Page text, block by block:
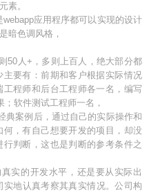
素。
应用程序都可以实现的设计
暗色调风格，
50人+，多则上百人，绝大部分都
要有：前期和客户根据实际情况
程师和后台工程师各一名，编写
软件测试工程师一名，
典案例后，通过自己的实际操作和
，有自己想要开发的项目，却没
判断，这也是判断的参考条件之
实的开发水平，还是要从实际出
地认真考察其真实情况。公司构